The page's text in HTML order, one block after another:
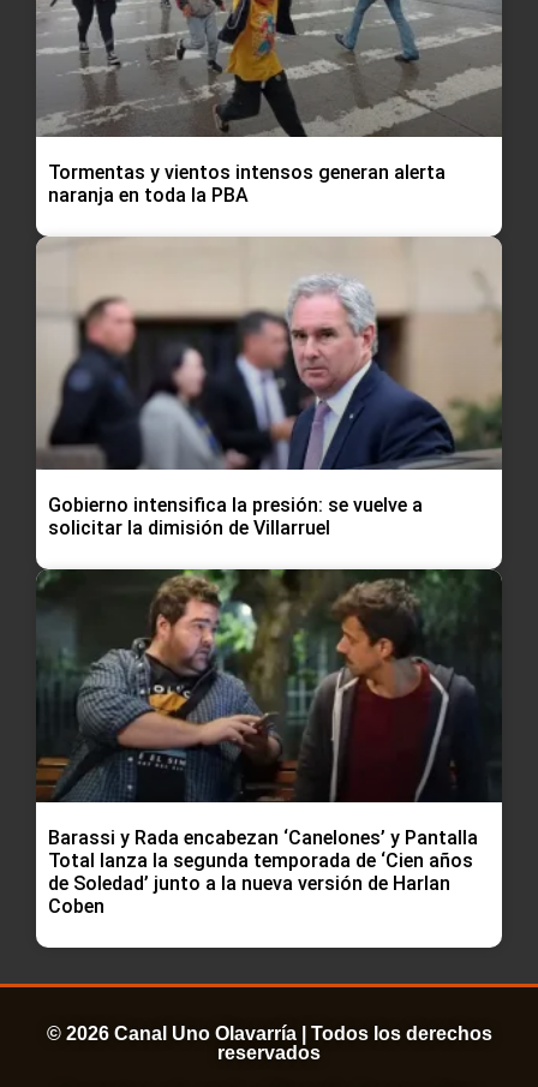
Tormentas y vientos intensos generan alerta
naranja en toda la PBA
Gobierno intensifica la presión: se vuelve a
solicitar la dimisión de Villarruel
Barassi y Rada encabezan ‘Canelones’ y Pantalla
Total lanza la segunda temporada de ‘Cien años
de Soledad’ junto a la nueva versión de Harlan
Coben
© 2026 Canal Uno Olavarría | Todos los derechos
reservados